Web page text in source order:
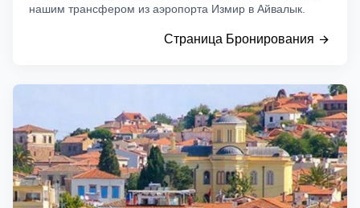
нашим трансфером из аэропорта Измир в Айвалык.
Страница Бронирования